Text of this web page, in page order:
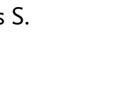
S.